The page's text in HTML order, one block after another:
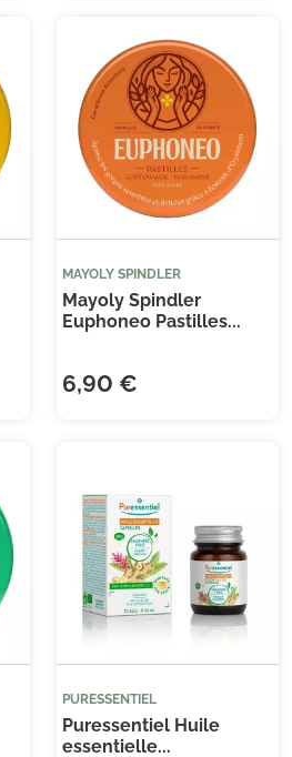
MAYOLY SPINDLER
Mayoly Spindler
Euphoneo Pastilles...
6,90 €
PURESSENTIEL
Puressentiel Huile
essentielle...